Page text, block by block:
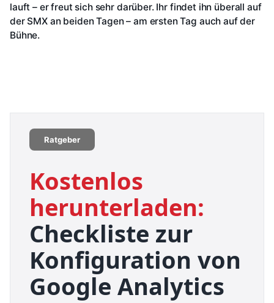
lauft – er freut sich sehr darüber. Ihr findet ihn überall auf
der SMX an beiden Tagen – am ersten Tag auch auf der
Bühne.
Ratgeber
Kostenlos
herunterladen:
Checkliste zur
Konfiguration von
Google Analytics